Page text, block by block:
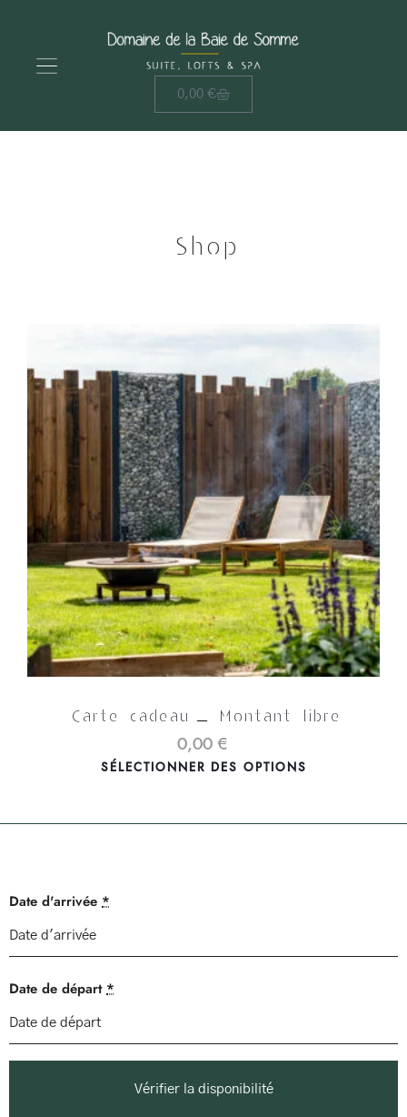
0,00 €
Shop
Carte cadeau – Montant libre
0,00€
SÉLECTIONNER DES OPTIONS
Date d'arrivée *
Date de départ*